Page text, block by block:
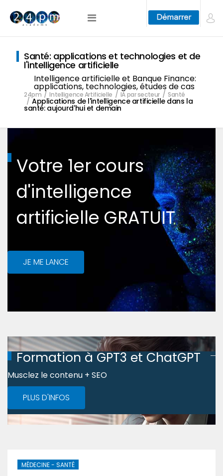
Santé: applications et technologies et de
l'intelligence artificielle
Intelligence artificielle et Banque Finance:
applications, technologies, études de cas
24pm Intelligence Artificielle IA par secteur Santé
Applications de l'intelligence artificielle dans la
santé: aujourd'hui et demain
Votre 1er cours
d'intelligence
artificielle GRATUIT
JE ME LANCE
Formation à GPT3 et ChatGPT
Musclez le contenu + SEO
PLUS D'INFOS
MÉDECINE - SANTÉ